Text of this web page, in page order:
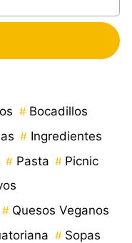
Bocadillos
Ingredientes
Pasta
Picnic
Quesos Veganos
Sopas